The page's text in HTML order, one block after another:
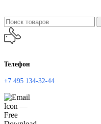
Телефон
+7 495 134-32-44